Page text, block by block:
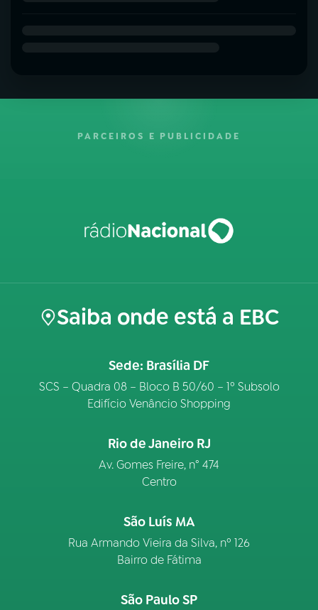
PARCEIROS E PUBLICIDADE
Saiba onde está a EBC
Sede: Brasília DF
SCS – Quadra 08 – Bloco B 50/60 – 1º Subsolo
Edifício Venâncio Shopping
Rio de Janeiro RJ
Av. Gomes Freire, n° 474
Centro
São Luís MA
Rua Armando Vieira da Silva, nº 126
Bairro de Fátima
São Paulo SP